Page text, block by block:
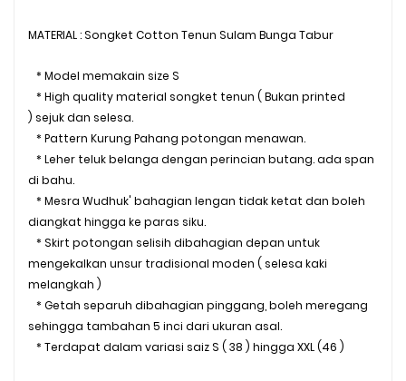
MATERIAL : Songket Cotton Tenun Sulam Bunga Tabur
* Model memakain size S
* High quality material songket tenun ( Bukan printed
) sejuk dan selesa.
* Pattern Kurung Pahang potongan menawan.
* Leher teluk belanga dengan perincian butang. ada span
di bahu.
* Mesra Wudhuk' bahagian lengan tidak ketat dan boleh
diangkat hingga ke paras siku.
* Skirt potongan selisih dibahagian depan untuk
mengekalkan unsur tradisional moden ( selesa kaki
melangkah )
* Getah separuh dibahagian pinggang, boleh meregang
sehingga tambahan 5 inci dari ukuran asal.
* Terdapat dalam variasi saiz S ( 38 ) hingga XXL (46 )